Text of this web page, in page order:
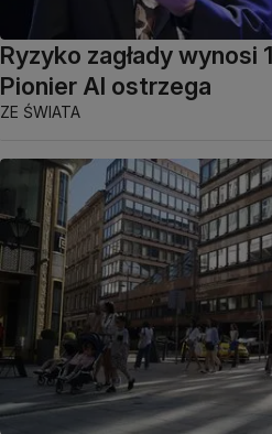
Ryzyko zagłady wynosi
Pionier AI ostrzega
ZE ŚWIATA